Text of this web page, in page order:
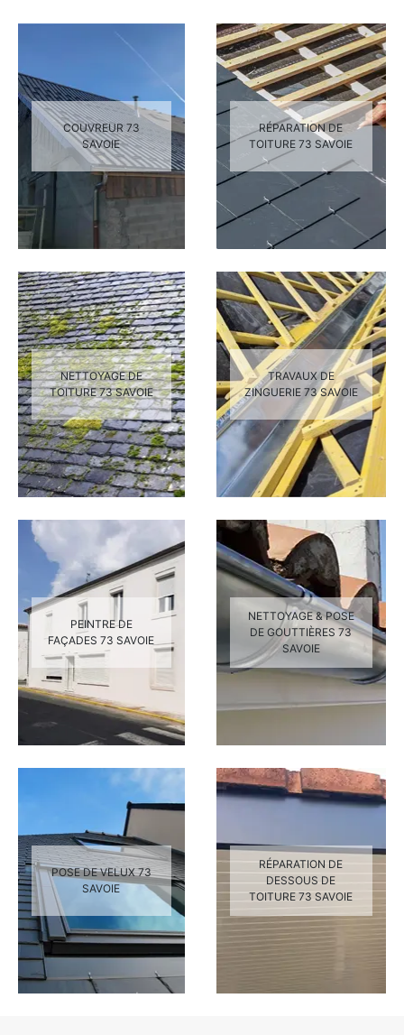
COUVREUR 73
SAVOIE
RÉPARATION DE
TOITURE 73 SAVOIE
NETTOYAGE DE
TOITURE 73 SAVOIE
TRAVAUX DE
ZINGUERIE 73 SAVOIE
PEINTRE DE
FAÇADES 73 SAVOIE
NETTOYAGE & POSE
DE GOUTTIÈRES 73
SAVOIE
POSE DE VELUX 73
SAVOIE
RÉPARATION DE
DESSOUS DE
TOITURE 73 SAVOIE